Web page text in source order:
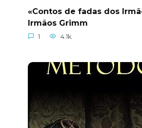
«Contos de fadas dos
Irmãos Grimm
1 4.1k.